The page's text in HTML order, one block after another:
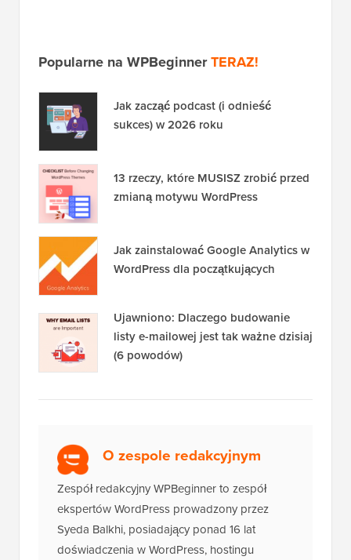
Jak zacząć podcast (i odnieść
13 rzeczy, które MUSISZ zrobić przed
Jak zainstalować Google Analytics w
Ujawniono: Dlaczego budowanie
listy e-mailowej jest tak ważne dzisiaj
Zespół redakcyjny WPBeginner to zespół
ekspertów WordPress prowadzony przez
Syeda Balkhi, posiadający ponad 16 lat